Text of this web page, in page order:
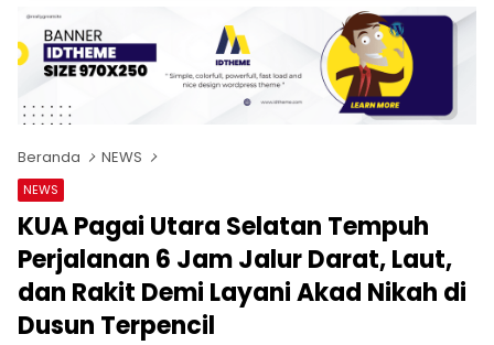
Beranda NEWS
NEWS
KUA Pagai Utara Selatan Tempuh
Perjalanan 6 Jam Jalur Darat, Laut,
dan Rakit Demi Layani Akad Nikah di
Dusun Terpencil